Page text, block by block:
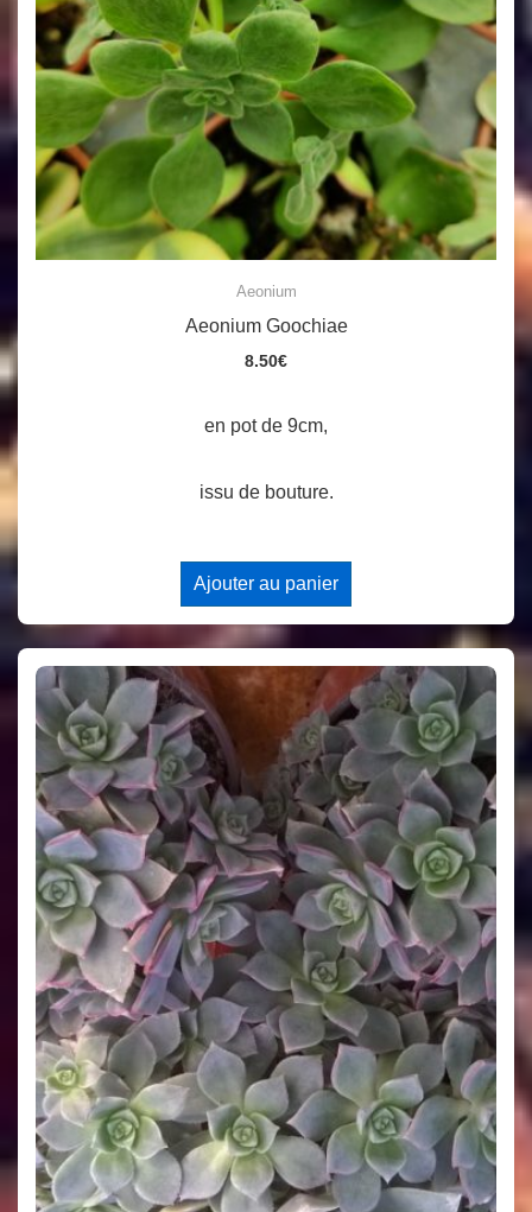
Aeonium
Aeonium Goochiae
8.50€
en pot de 9cm,
issu de bouture.
Ajouter au panier